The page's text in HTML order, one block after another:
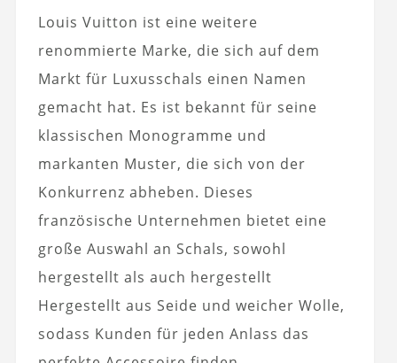
Louis Vuitton ist eine weitere
renommierte Marke, die sich auf dem
Markt für Luxusschals einen Namen
gemacht hat. Es ist bekannt für seine
klassischen Monogramme und
markanten Muster, die sich von der
Konkurrenz abheben. Dieses
französische Unternehmen bietet eine
große Auswahl an Schals, sowohl
hergestellt als auch hergestellt
Hergestellt aus Seide und weicher Wolle,
sodass Kunden für jeden Anlass das